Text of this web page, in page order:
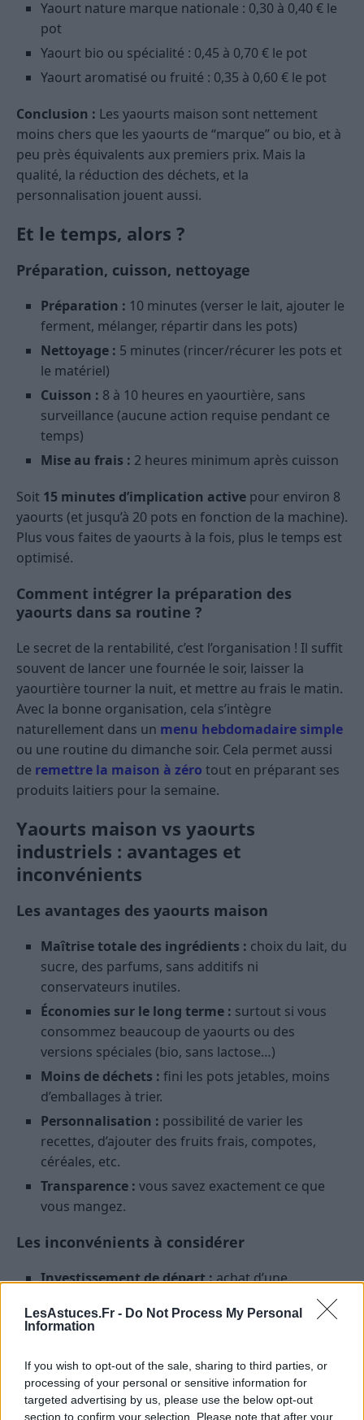
LesAstuces.Fr - Do Not Process My Personal
Information
If you wish to opt-out of the sale, sharing to third parties, or
processing of your personal or sensitive information for
targeted advertising by us, please use the below opt-out
section to confirm your selection. Please note that after your
Yaourt nature marque nationale : 0,30 à 0,40 € le
pot
Yaourt bio ou spécialité : 0,45 à 0,70 € le pot
Yaourt aromatisé ou fruité : 0,35 à 0,60 € le pot
Conclusion : Les yaourts maison sont nettement
moins chers que les yaourts de “marque” ou bio, et à
peu près équivalents aux premiers prix. Mais la
qualité, la réduction des déchets, et la
personnalisation jouent aussi.
Et le temps, alors ?
Préparation, cuisson, nettoyage
Préparation : 10 minutes (verser le lait, ajouter le
ferment, mélanger, répartir dans les pots)
Nettoyage : 5 minutes (rincer/récurer les pots et
le matériel)
Cuisson : 8 à 10 heures en yaourtière, sans
surveillance (aucune action requise pendant ce
temps)
Mise au frais : 2 heures minimum après cuisson
Soit 15 minutes d’implication active pour environ 8
yaourts (et jusqu’à 20 pots en fonction de la machine).
Plus vous faites de yaourts à la fois, plus le temps est
optimisé.
Comment intégrer la préparation des
yaourts dans sa routine ?
Le secret de la rentabilité, c’est l’organisation ! Il suffit
souvent de lancer une fournée le soir, laisser la
yaourtière tourner la nuit, et mettre au frais le matin.
Avec la bonne organisation, cela s’intègre
naturellement dans un menu hebdomadaire simple
ou une routine du dimanche soir. Cela permet aussi
de remettre la maison à zéro tout en préparant ses
produits laitiers pour la semaine.
Yaourts maison vs yaourts
industriels : avantages et
inconvénients
Les avantages des yaourts maison
Maîtrise totale des ingrédients : choix du lait, du
sucre, des parfums, sans additifs ni
conservateurs inutiles.
Économies sur le long terme : surtout si vous
consommez beaucoup de yaourts ou des
versions spéciales (bio, sans lactose…)
Moins de déchets : fini les pots jetables, moins
d’emballages à trier.
Personnalisation : possibilité de varier les
recettes, d’ajouter des fruits frais, compotes,
céréales, etc.
Transparence : vous savez exactement ce que
vous mangez.
Les inconvénients à considérer
Investissement de départ :achat d’une
yaourtière (non obligatoire, mais très pratique).
Organisation :il faut anticiper pour ne pas
nombreuse.
Temps de préparation et de nettoyage :même
s’il reste limité, il existe.